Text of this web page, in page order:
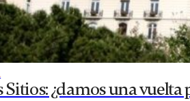
Sitios: ¿damos una